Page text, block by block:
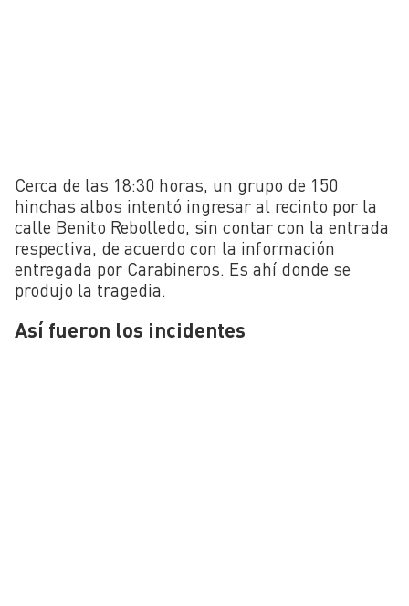
Cerca de las 18:30 horas, un grupo de 150
hinchas albos intentó ingresar al recinto por la
calle Benito Rebolledo, sin contar con la entrada
respectiva, de acuerdo con la información
entregada por Carabineros. Es ahí donde se
produjo la tragedia.
Así fueron los incidentes